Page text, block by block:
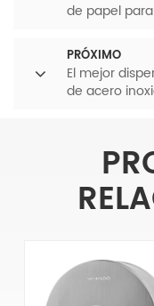
de papel
PRÓXIMO
El mejor
de acero